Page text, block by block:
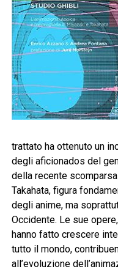
trattato ha ottenuto un
degli aficionados del
della recente
Takahata, figura
degli anime, ma
Occidente. Le sue
hanno fatto crescere
tutto il mondo,
all’evoluzione